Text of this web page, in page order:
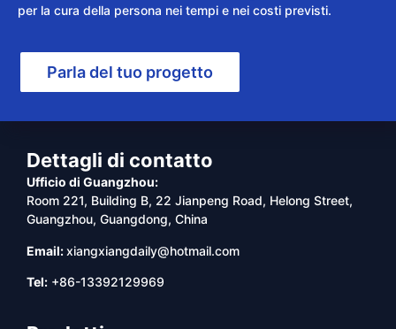
per la cura della persona nei tempi e nei costi previsti.
Parla del tuo progetto
Dettagli di contatto
Ufficio di Guangzhou:
Room 221, Building B, 22 Jianpeng Road, Helong Street,
Guangzhou, Guangdong, China
Email:xiangxiangdaily@hotmail.com
Tel: +86-13392129969